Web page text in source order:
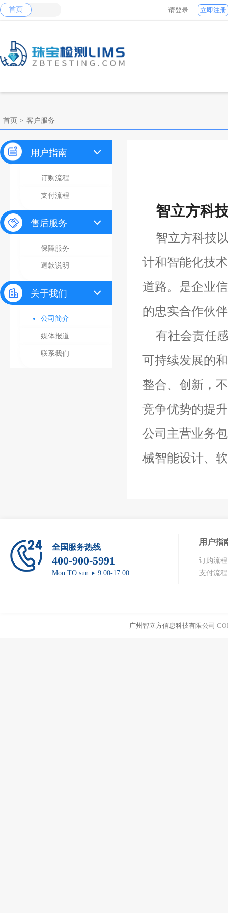
首页 请登录 立即注册
首页 > 客户服务
用户指南
订购流程
支付流程
售后服务
保障服务
退款说明
关于我们
公司简介
媒体报道
联系我们
智立方科
智立方科技
计和智能化技
道路。是企业
的忠实合作伙
有社会责任
可持续发展的
整合、创新，
竞争优势的提
公司主营业务
械智能设计、
全国服务热线
400-900-5991
Mon TO sun 9:00-17:00
用户指
订购流程
支付流程
广州智立方信息科技有限公司